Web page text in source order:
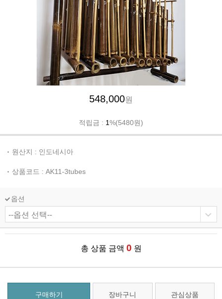
548,000원
적립금 : 1%(5480원)
원산지 : 인도네시아
상품코드 : AK11-3tubes
옵션
총 상품 금액 0 원
구매하기 장바구니 관심상품